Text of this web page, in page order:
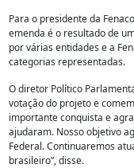
Para o presidente da
emenda é o resultado de
por várias entidades e a
categorias representadas.
O diretor Político
votação do projeto e
importante conquista e
ajudaram. Nosso objetivo
Federal. Continuaremos
brasileiro”, disse.